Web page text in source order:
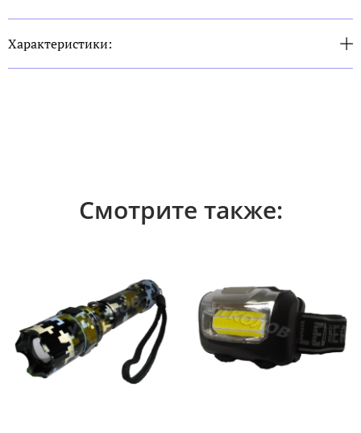
Характеристики:
Смотрите также: